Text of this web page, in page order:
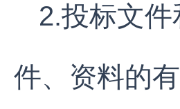
2.投标文
件、资料的